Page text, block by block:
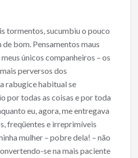
tormentos, sucumbiu o pouco
bom. Pensamentos maus
únicos companheiros – os
perversos dos
rabugice habitual se
por todas as coisas e por toda
eu, agora, me entregava
freqüentes e irreprimíveis
mulher – pobre dela! – não
se na mais paciente